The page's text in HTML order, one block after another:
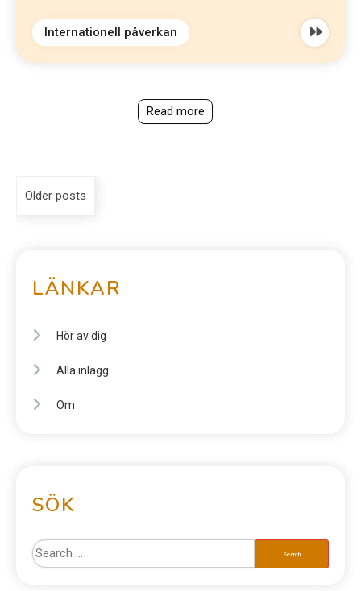
Internationell påverkan
Read more
Older posts
LÄNKAR
Hör av dig
Alla inlägg
Om
SÖK